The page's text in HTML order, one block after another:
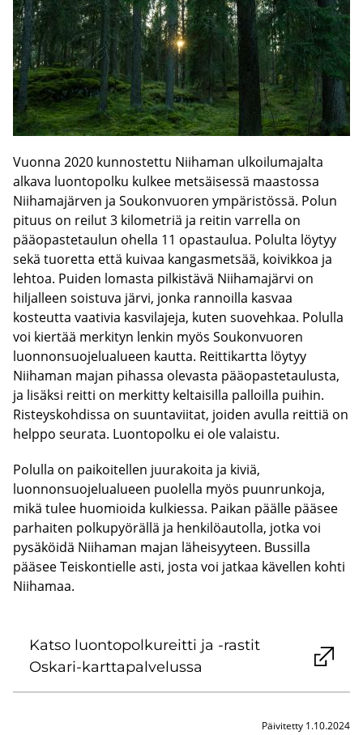
Vuonna 2020 kunnostettu Niihaman ulkoilumajalta
alkava luontopolku kulkee metsäisessä maastossa
Niihamajärven ja Soukonvuoren ympäristössä. Polun
pituus on reilut 3 kilometriä ja reitin varrella on
pääopastetaulun ohella 11 opastaulua. Polulta löytyy
sekä tuoretta että kuivaa kangasmetsää, koivikkoa ja
lehtoa. Puiden lomasta pilkistävä Niihamajärvi on
hiljalleen soistuva järvi, jonka rannoilla kasvaa
kosteutta vaativia kasvilajeja, kuten suovehkaa. Polulla
voi kiertää merkityn lenkin myös Soukonvuoren
luonnonsuojelualueen kautta. Reittikartta löytyy
Niihaman majan pihassa olevasta pääopastetaulusta,
ja lisäksi reitti on merkitty keltaisilla palloilla puihin.
Risteyskohdissa on suuntaviitat, joiden avulla reittiä on
helppo seurata. Luontopolku ei ole valaistu.
Polulla on paikoitellen juurakoita ja kiviä,
luonnonsuojelualueen puolella myös puunrunkoja,
mikä tulee huomioida kulkiessa. Paikan päälle pääsee
parhaiten polkupyörällä ja henkilöautolla, jotka voi
pysäköidä Niihaman majan läheisyyteen. Bussilla
pääsee Teiskontielle asti, josta voi jatkaa kävellen kohti
Niihamaa.
Katso luon­to­pol­ku­reit­ti ja -​rastit
Oskari-​karttapalvelussa
Päivitetty 1.10.2024